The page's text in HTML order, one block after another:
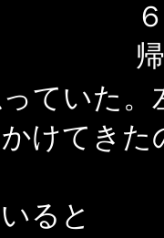
ていた
けてき
ると